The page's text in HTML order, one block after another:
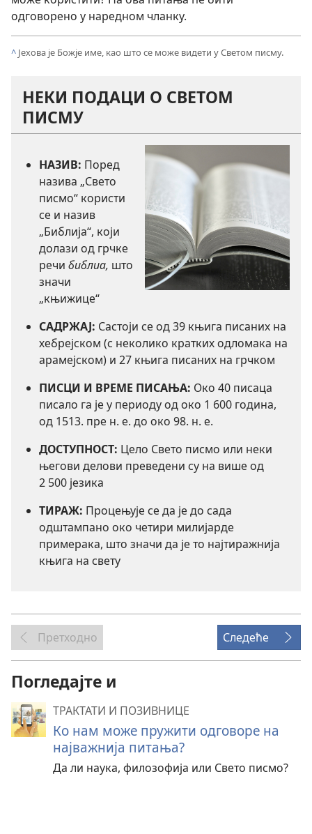
одговорено у наредном чланку.
^ Јехова је Божје име, као што се може видети у Светом писму.
НЕКИ ПОДАЦИ О СВЕТОМ
ПИСМУ
НАЗИВ: Поред
назива „Свето
писмо“ користи
се и назив
„Библија“, који
долази од грчке
речи библиа, што
значи
„књижице“
САДРЖАЈ: Састоји се од 39 књига писаних на
хебрејском (с неколико кратких одломака на
арамејском) и 27 књига писаних на грчком
ПИСЦИ И ВРЕМЕ ПИСАЊА: Око 40 писаца
писало га је у периоду од око 1 600 година,
од 1513. пре н. е. до око 98. н. е.
ДОСТУПНОСТ: Цело Свето писмо или неки
његови делови преведени су на више од
2 500 језика
ТИРАЖ: Процењује се да је до сада
одштампано око четири милијарде
примерака, што значи да је то најтиражнија
књига на свету
Претходно Следеће
Погледајте и
ТРАКТАТИ И ПОЗИВНИЦЕ
Ко нам може пружити одговоре на
најважнија питања?
Да ли наука, филозофија или Свето писмо?